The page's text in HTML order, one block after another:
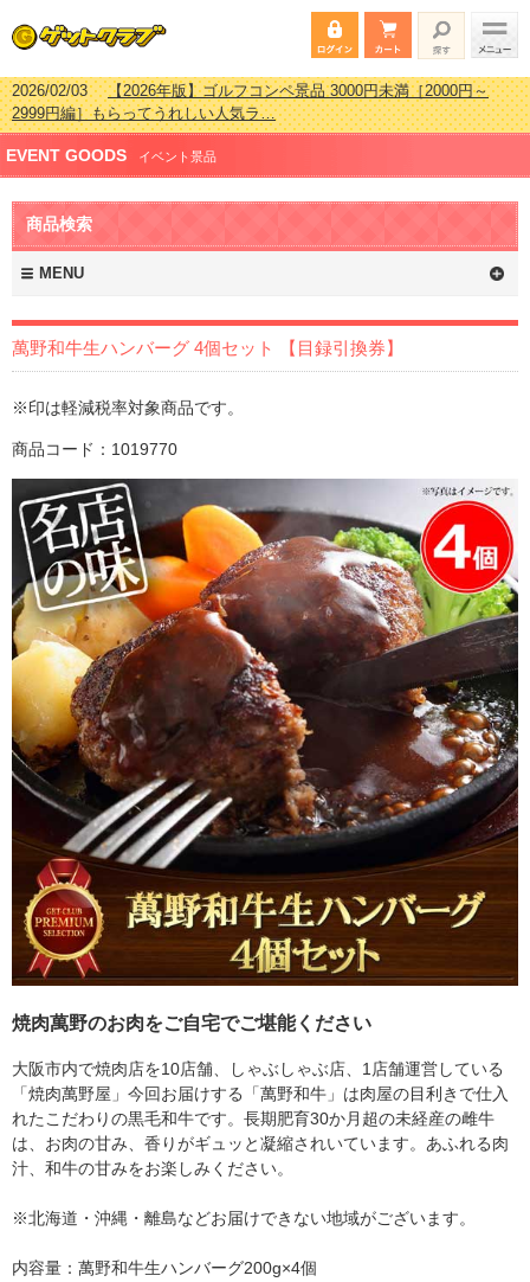
2026/02/03【2026年版】ゴルフコンペ景品 3000円未満［2000円～
2999円編］もらってうれしい人気ラ…
2026/07/15【2026年版】ビンゴゲーム景品おすすめ金額別人気ランキ
ング 更新しました！
2026/04/03【2026年版】ゴルフコンペ景品 3000円未満［2000円～
2999円編］もらってうれしい人気ラ…
2026/02/16
新しました！
EVENT GOODS イベント景品
商品検索
MENU
萬野和牛生ハンバーグ 4個セット 【目録引換券】
※印は軽減税率対象商品です。
商品コード：1019770
焼肉萬野のお肉をご自宅でご堪能ください
大阪市内で焼肉店を10店舗、しゃぶしゃぶ店、1店舗運営している
「焼肉萬野屋」今回お届けする「萬野和牛」は肉屋の目利きで仕入
れたこだわりの黒毛和牛です。長期肥育30か月超の未経産の雌牛
は、お肉の甘み、香りがギュッと凝縮されいています。あふれる肉
汁、和牛の甘みをお楽しみください。
※北海道・沖縄・離島などお届けできない地域がございます。
内容量：萬野和牛生ハンバーグ200g×4個